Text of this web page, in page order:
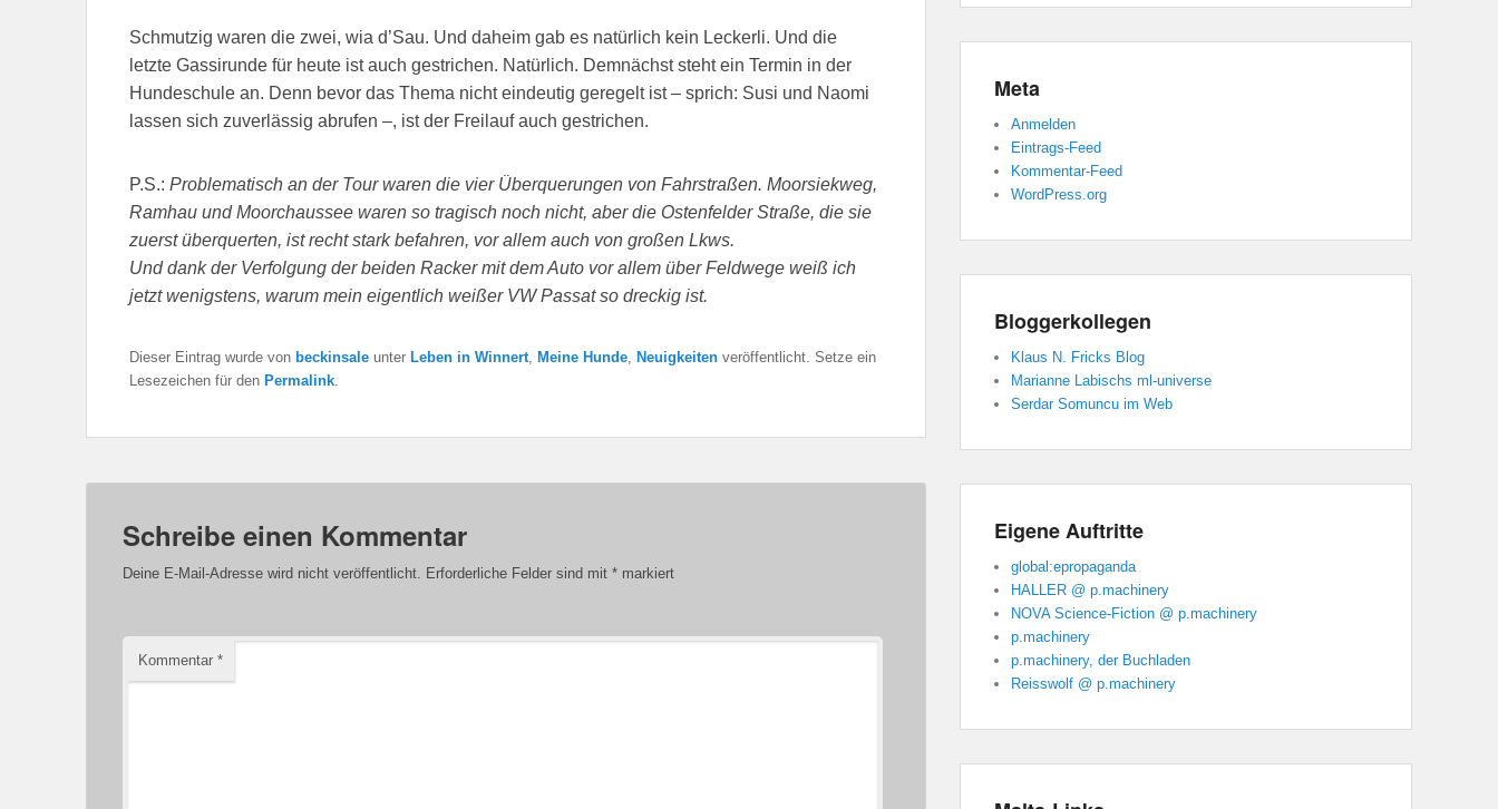
Schmutzig waren die zwei, wia d’Sau. Und daheim gab es natürlich kein Leckerli. Und die
letzte Gassirunde für heute ist auch gestrichen. Natürlich. Demnächst steht ein Termin in der
Hundeschule an. Denn bevor das Thema nicht eindeutig geregelt ist – sprich: Susi und Naomi
lassen sich zuverlässig abrufen –, ist der Freilauf auch gestrichen.
P.S.: Problematisch an der Tour waren die vier Überquerungen von Fahrstraßen. Moorsiekweg,
Ramhau und Moorchaussee waren so tragisch noch nicht, aber die Ostenfelder Straße, die sie
zuerst überquerten, ist recht stark befahren, vor allem auch von großen Lkws.
Und dank der Verfolgung der beiden Racker mit dem Auto vor allem über Feldwege weiß ich
jetzt wenigstens, warum mein eigentlich weißer VW Passat so dreckig ist.
Dieser Eintrag wurde von beckinsale unter Leben in Winnert, Meine Hunde, Neuigkeiten veröffentlicht. Setze ein
Lesezeichen für den Permalink.
Schreibe einen Kommentar
Deine E-Mail-Adresse wird nicht veröffentlicht. Erforderliche Felder sind mit * markiert
Kommentar *
Meta
Anmelden
Eintrags-Feed
Kommentar-Feed
WordPress.org
Bloggerkollegen
Klaus N. Fricks Blog
Marianne Labischs ml-universe
Serdar Somuncu im Web
Eigene Auftritte
global:epropaganda
HALLER @ p.machinery
NOVA Science-Fiction @ p.machinery
p.machinery
p.machinery, der Buchladen
Reisswolf @ p.machinery